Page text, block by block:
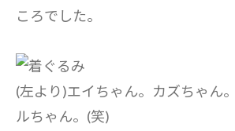
ころでした。
(左より)エイちゃん。カズちゃん
ルちゃん。(笑)